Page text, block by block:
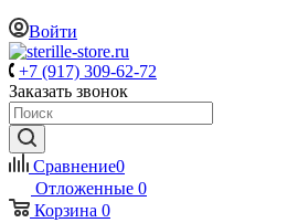
Войти
+7 (917) 309-62-72
Заказать звонок
Сравнение0
Отложенные 0
Корзина 0